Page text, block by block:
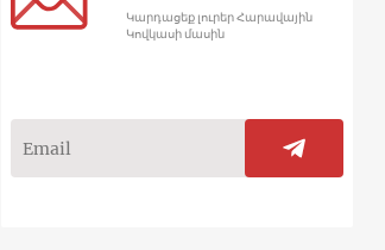
Կարդացեք լուրեր Հարավային
Կովկասի մասին